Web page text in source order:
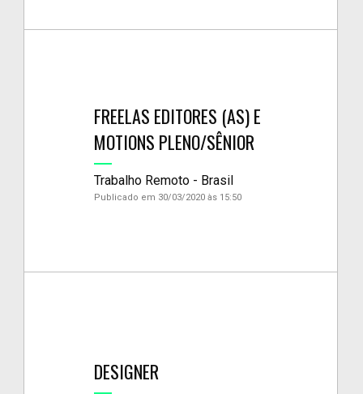
FREELAS EDITORES (AS) E
MOTIONS PLENO/SÊNIOR
Trabalho Remoto - Brasil
Publicado em 30/03/2020 às 15:50
DESIGNER